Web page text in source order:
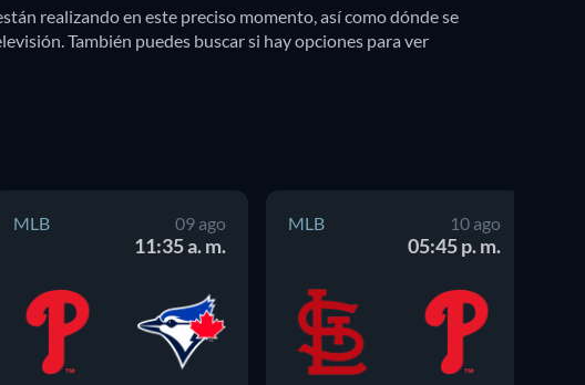
realizando en este preciso momento, así como dónde se
También puedes buscar si hay opciones para ver
MLB 09 ago
11:35 a. m.
MLB 10 ago
05:45 p. m.